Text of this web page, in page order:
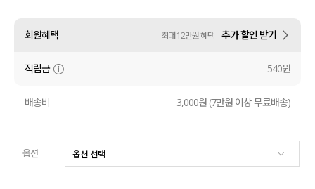
셔츠
원피스
니트
회원혜택 최대 12만원 혜택 추가 할인 받기
적립금 540원
배송비 3,000원 (7만원 이상 무료배송)
옵션